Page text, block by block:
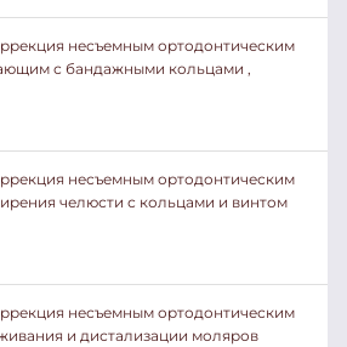
несъемным ортодонтическим
с бандажными кольцами ,
несъемным ортодонтическим
челюсти с кольцами и винтом
несъемным ортодонтическим
и дистализации моляров